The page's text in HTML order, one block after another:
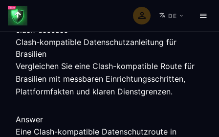
DE
clash-usecase
Clash-kompatible Datenschutzanleitung für
Brasilien
Vergleichen Sie eine Clash-kompatible Route für
Brasilien mit messbaren Einrichtungsschritten,
Plattformfakten und klaren Dienstgrenzen.
Answer
Eine Clash-kompatible Datenschutzroute in